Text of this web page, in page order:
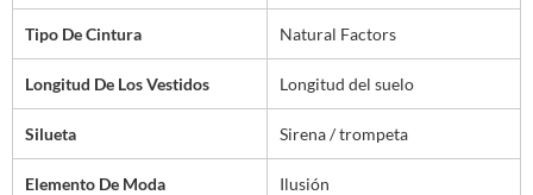
Tipo De Cintura Natural Factors
Longitud De Los Vestidos Longitud del suelo
Silueta Sirena / trompeta
Elemento De Moda Ilusión